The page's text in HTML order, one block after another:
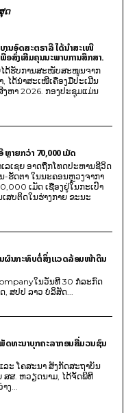
ດ
ນອົດສະຕຣາລີ ໄດ້ນຳສະເໜີ
ອສົ່ງເສີມຄຸນນະພາບການສຶກສາ.
ໄດ້ຮັບການສະໜັບສະໜູນຈາກ
ໄດ້ນຳສະເໜີເຄື່ອງມືປະເມີນ
ງຫາ 2026. ກອງປະຊຸມແມ່ນ
ຫຼາຍກວ່າ 70,000 ເມັດ
ລເຊຍ ອາດຖືກໂທດປະຫານຊີວິດ
-ຮັດຕາ ໃນນະຄອນຫຼວງຈາກາ
ເມັດ ເຊື່ອງຢູ່ໃນກະເປົາ
ສບຕິດໃນຮ່າງກາຍ ຂະນະ
ຜົນກະທົບຕໍ່ສິ່ງແວດລ້ອມໜ້າດິນ
ໃນວັນທີ 30 ກໍລະກົດ
ສປປ ລາວ ບໍລິສັດ...
ດທະນາບຸກຄະລາກອນສື່ມວນຊົນ
ະ ໂຄສະນາ ສັງກັດສະຖາບັນ
ສສ. ຫວຽດນາມ, ໄດ້ຈັດພິທີ
...